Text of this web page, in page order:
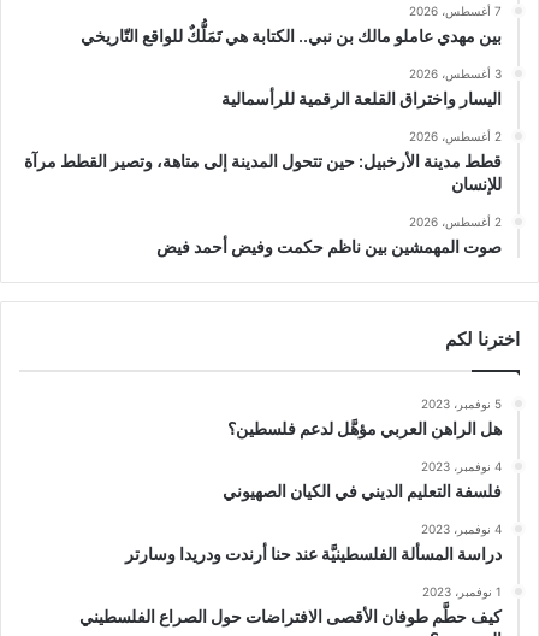
7 أغسطس، 2026
بين مهدي عاملو مالك بن نبي.. الكتابة هي تَمَلُّكٌ للواقع التّاريخي
3 أغسطس، 2026
اليسار واختراق القلعة الرقمية للرأسمالية
2 أغسطس، 2026
قطط مدينة الأرخبيل: حين تتحول المدينة إلى متاهة، وتصير القطط مرآة
للإنسان
2 أغسطس، 2026
صوت المهمشين بين ناظم حكمت وفيض أحمد فيض
اخترنا لكم
5 نوفمبر، 2023
هل الراهن العربي مؤهَّل لدعم فلسطين؟
4 نوفمبر، 2023
فلسفة التعليم الديني في الكيان الصهيوني
4 نوفمبر، 2023
دراسة المسألة الفلسطينيَّة عند حنا أرندت ودريدا وسارتر
1 نوفمبر، 2023
كيف حطَّم طوفان الأقصى الافتراضات حول الصراع الفلسطيني